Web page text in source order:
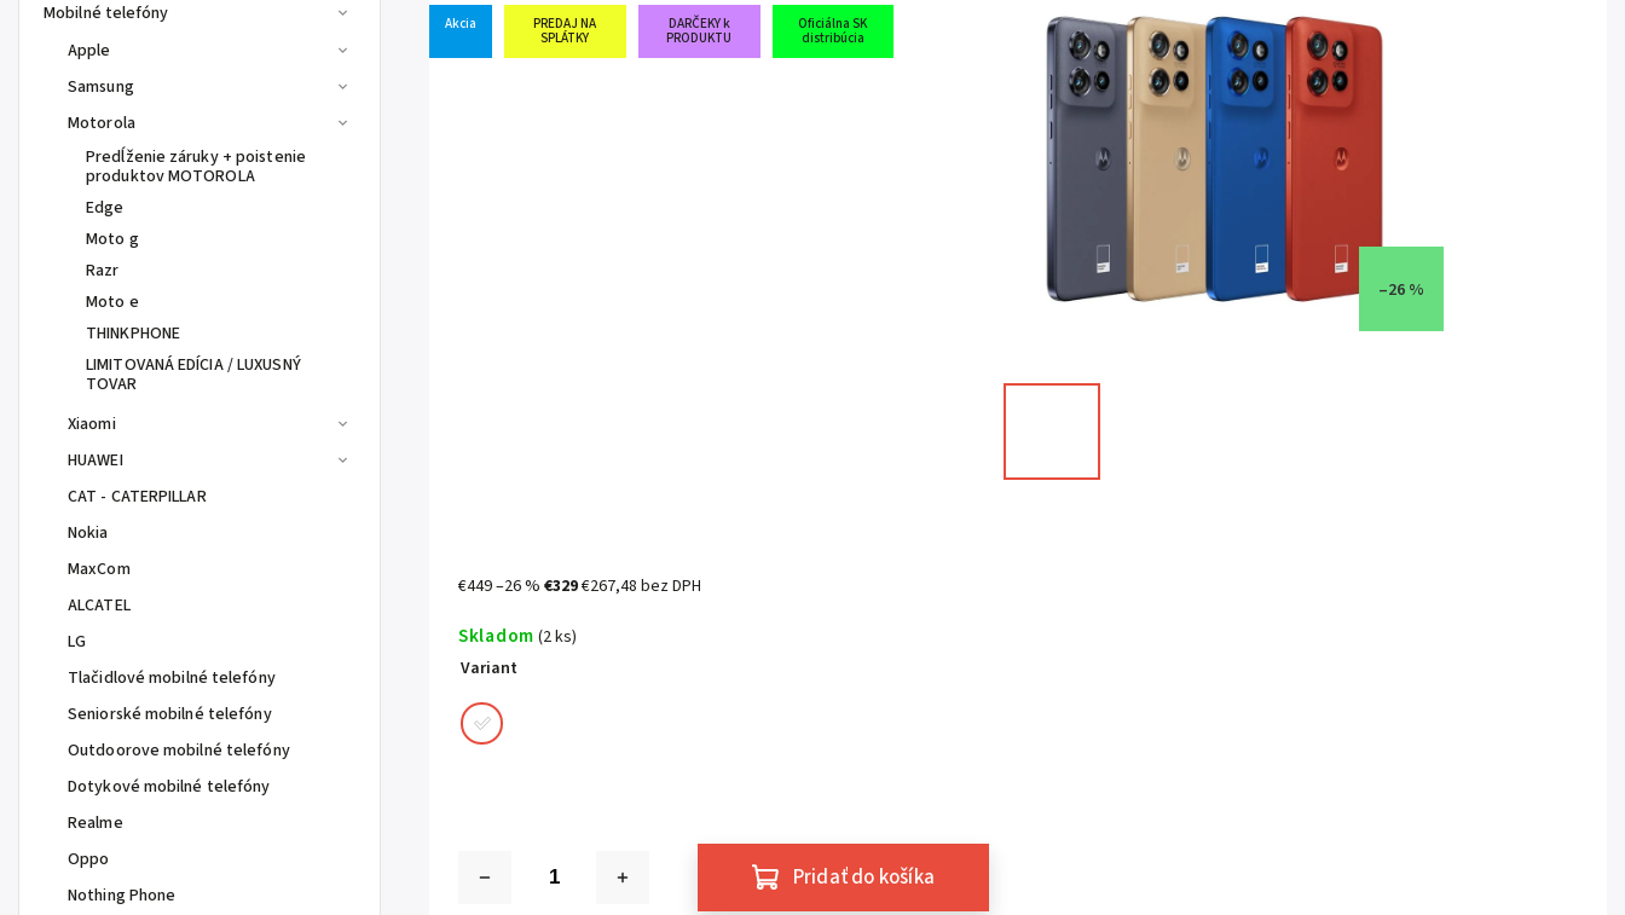
Mobilné telefóny
Apple
Samsung
Motorola
Predĺženie záruky + poistenie
produktov MOTOROLA
Edge
Moto g
Razr
Moto e
THINKPHONE
LIMITOVANÁ EDÍCIA / LUXUSNÝ
TOVAR
Xiaomi
HUAWEI
CAT - CATERPILLAR
Nokia
MaxCom
ALCATEL
LG
Tlačidlové mobilné telefóny
Seniorské mobilné telefóny
Outdoorove mobilné telefóny
Dotykové mobilné telefóny
Realme
Oppo
Nothing Phone
Akcia
PREDAJ NA
SPLÁTKY
DARČEKY k
PRODUKTU
Oficiálna SK
distribúcia
–26 %
€449–26 % €329€267,48 bez DPH
Skladom (2 ks)
Variant
Pridať do košíka